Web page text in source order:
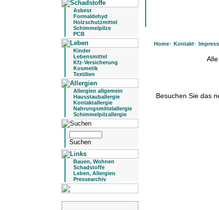
Asbest
Formaldehyd
Holzschutzmittel
Schimmelpilze
PCB
Kinder
Lebensmittel
Kfz-Versicherung
Kosmetik
Textilien
Allergien allgemein
Hausstauballergie
Kontaktallergie
Nahrungsmittelallergie
Schimmelpilzallergie
Bauen, Wohnen
Schadstoffe
Leben, Allergien
Pressearchiv
Home· Kontakt·
Besuchen Sie das